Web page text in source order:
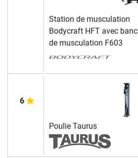
Station de musculation
Bodycraft HFT avec banc
de musculation F603
6
Poulie Taurus